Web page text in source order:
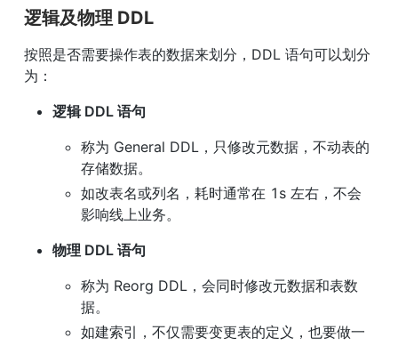
逻辑及物理 DDL
按照是否需要操作表的数据来划分，DDL 语句可以划分
为：
逻辑 DDL 语句
称为 General DDL，只修改元数据，不动表的
存储数据。
如改表名或列名，耗时通常在 1s 左右，不会
影响线上业务。
物理 DDL 语句
称为 Reorg DDL，会同时修改元数据和表数
据。
如建索引，不仅需要变更表的定义，也要做一